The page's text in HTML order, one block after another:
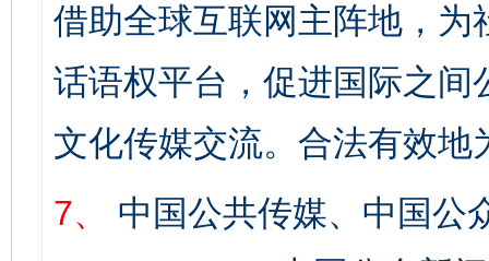
借助全球互联网主阵地，
话语权平台，促进国际之
文化传媒交流。合法有效地
7、
中国公共传媒、中国公